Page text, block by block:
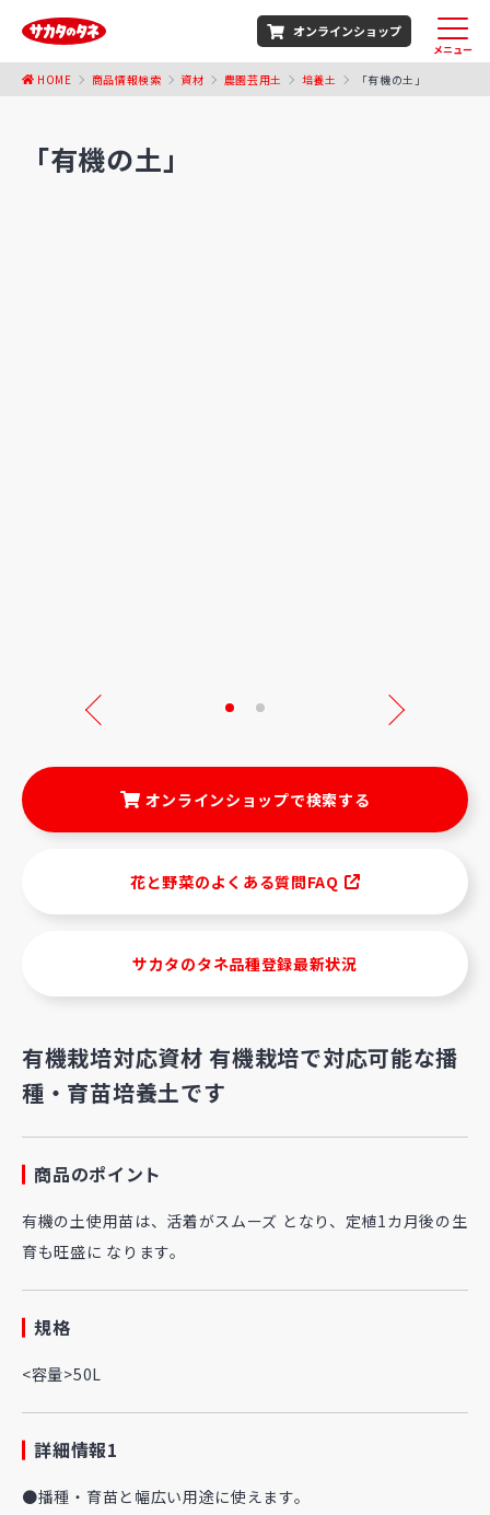
オンラインショップ
メニュー
HOME 商品情報検索 資材 農園芸用土 培養土 「有機の土」
「有機の土」
Next
オンラインショップで検索する
花と野菜のよくある質問FAQ
サカタのタネ品種登録最新状況
有機栽培対応資材 有機栽培で対応可能な播
種・育苗培養土です
商品のポイント
有機の土使用苗は、活着がスムーズ となり、定植1カ月後の生
育も旺盛に なります。
規格
<容量>50L
詳細情報1
●播種・育苗と幅広い用途に使えます。